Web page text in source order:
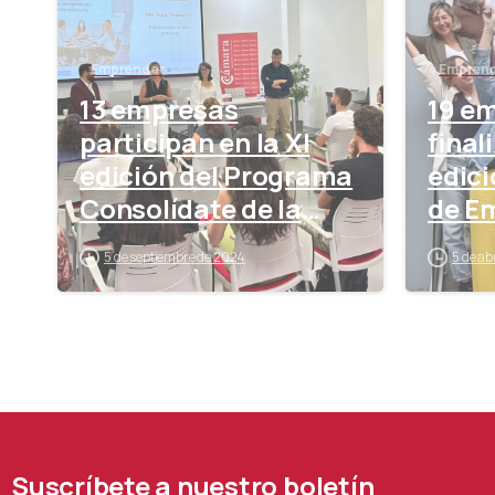
Emprender
13 empresas
participan en la XI
edición del Programa
Consolídate de la
Cámara
5 de septiembre de 2024
19
de
5 de
Suscríbetea nuestro boletín